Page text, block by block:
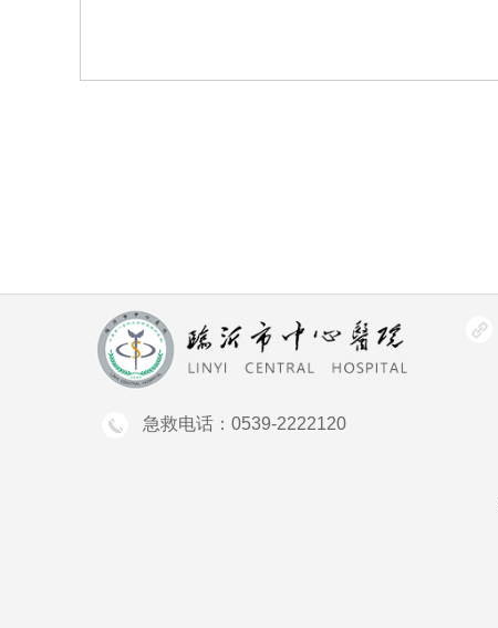
急救电话：0539-2222120